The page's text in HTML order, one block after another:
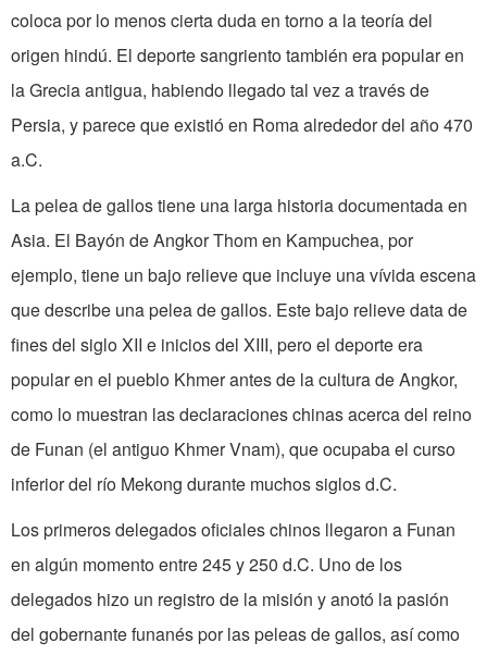
coloca por lo menos cierta duda en torno a la teoría del
origen hindú. El deporte sangriento también era popular en
la Grecia antigua, habiendo llegado tal vez a través de
Persia, y parece que existió en Roma al­rededor del año 470
a.C.
La pelea de gallos tiene una larga his­toria documentada en
Asia. El Bayón de Angkor Thom en Kampuchea, por
ejemplo, tiene un bajo relieve que in­cluye una vívida escena
que describe una pelea de gallos. Este bajo relieve data de
fines del siglo XII e inicios del XIII, pero el deporte era
popular en el pueblo Khmer antes de la cultura de Angkor,
como lo muestran las declaraciones chinas acerca del reino
de Funan (el anti­guo Khmer Vnam), que ocupaba el curso
inferior del río Mekong durante muchos siglos d.C.
Los primeros delegados oficiales chinos llegaron a Funan
en algún mo­mento entre 245 y 250 d.C. Uno de los
delegados hizo un registro de la misión y anotó la pasión
del gobernante funanés por las peleas de gallos, así como